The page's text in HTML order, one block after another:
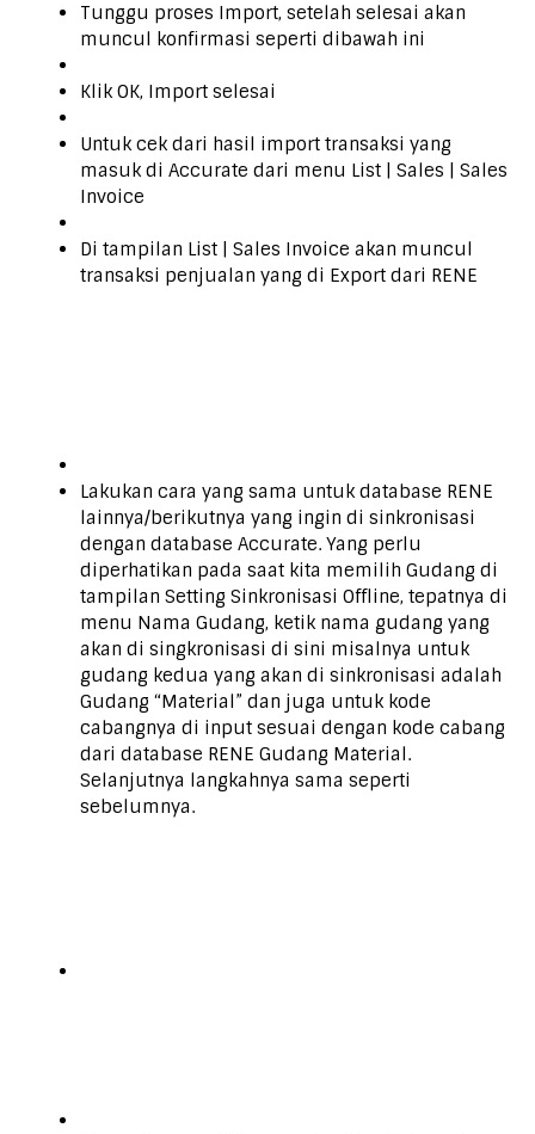
Tunggu proses Import, setelah selesai akan
muncul konfirmasi seperti dibawah ini
Klik OK, Import selesai
Untuk cek dari hasil import transaksi yang
masuk di Accurate dari menu List | Sales | Sales
Invoice
Di tampilan List | Sales Invoice akan muncul
transaksi penjualan yang di Export dari RENE
Lakukan cara yang sama untuk database RENE
lainnya/berikutnya yang ingin di sinkronisasi
dengan database Accurate. Yang perlu
diperhatikan pada saat kita memilih Gudang di
tampilan Setting Sinkronisasi Offline, tepatnya di
menu Nama Gudang, ketik nama gudang yang
akan di singkronisasi di sini misalnya untuk
gudang kedua yang akan di sinkronisasi adalah
Gudang “Material” dan juga untuk kode
cabangnya di input sesuai dengan kode cabang
dari database RENE Gudang Material.
Selanjutnya langkahnya sama seperti
sebelumnya.